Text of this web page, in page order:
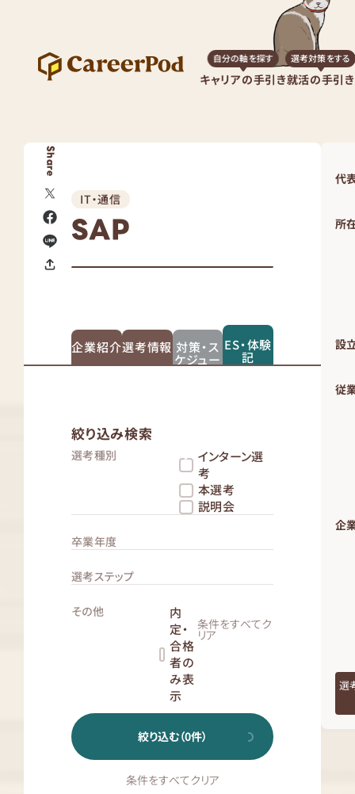
キャリアの手引き
自分の軸を探す
就活の手引き
選考対策をする
Share
IT・通信
SAP
企業紹介選考情報 対策・ス
ケジュー
ES・体験
記
絞り込み検索
選考種別
インターン選
考
本選考
説明会
卒業年度
選考ステップ
その他
内
定・
合格
者の
み表
示
条件をすべてク
リア
絞り込む（0件）
条件をすべてクリア
代
所
設
従
企
選